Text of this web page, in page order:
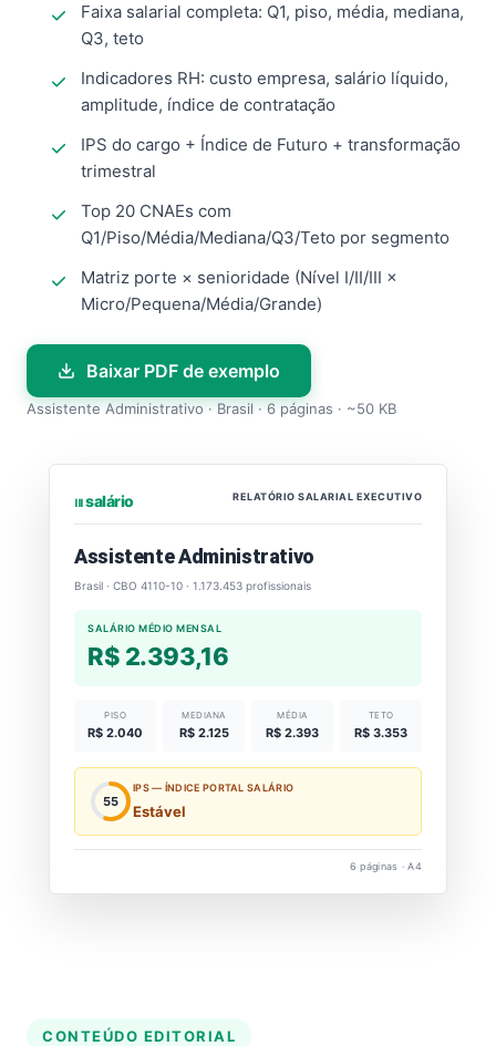
Faixa salarial completa: Q1, piso, média, mediana,
Q3, teto
Indicadores RH: custo empresa, salário líquido,
amplitude, índice de contratação
IPS do cargo + Índice de Futuro + transformação
trimestral
Top 20 CNAEs com
Q1/Piso/Média/Mediana/Q3/Teto por segmento
Matriz porte × senioridade (Nível I/II/III ×
Micro/Pequena/Média/Grande)
Baixar PDF de exemplo
Assistente Administrativo · Brasil · 6 páginas · ~50 KB
⏐⏐⏐ salário RELATÓRIO SALARIAL EXECUTIVO
Assistente Administrativo
Brasil · CBO 4110-10 · 1.173.453 profissionais
SALÁRIO MÉDIO MENSAL
R$ 2.393,16
PISO
R$ 2.040
MEDIANA
R$ 2.125
MÉDIA
R$ 2.393
TETO
R$ 3.353
55
IPS — ÍNDICE PORTAL SALÁRIO
Estável
6 páginas · A4
CONTEÚDO EDITORIAL